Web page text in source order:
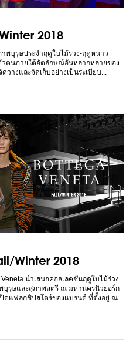
2018
พบุรุษประจำฤดูใบไม้ร่วง-ฤดูหนาว
วตนภายใต้อัตลักษณ์อันหลากหลายของ
างและจัดเก็บอย่างเป็นระเบียบ...
Winter 2018
นำเสนอคอลเลคชั่นฤดูใบไม้ร่วง
บุรุษและสุภาพสตรี ณ มหานครนิวยอร์ก
ปิดแฟลกชิปสโตร์ของแบรนด์ ที่ตั้งอยู่ ณ